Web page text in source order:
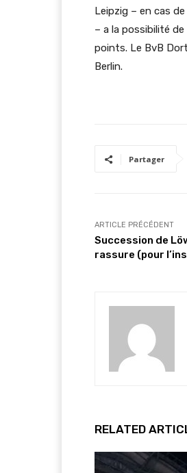
Leipzig – en cas
– a la possibilité
points. Le BvB
Berlin.
Partager
ARTICLE PRÉCÉDENT
Succession de
rassure (pour
RELATED